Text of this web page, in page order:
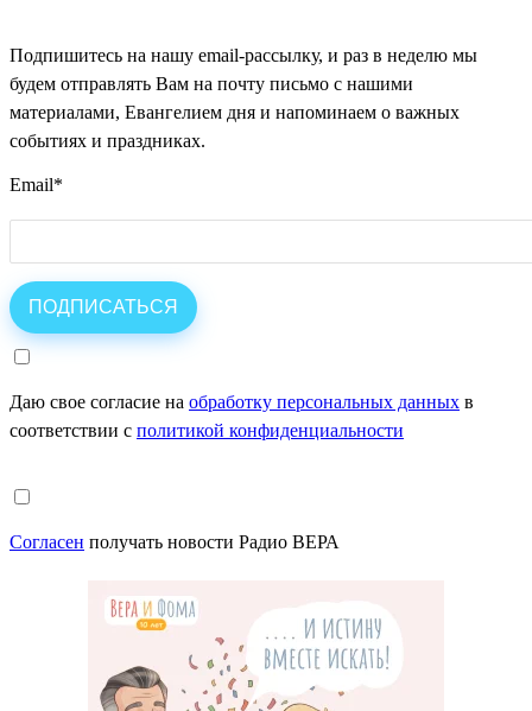
Подпишитесь на нашу email-рассылку, и раз в неделю мы
будем отправлять Вам на почту письмо с нашими
материалами, Евангелием дня и напоминаем о важных
событиях и праздниках.
Email*
Даю свое согласие на обработку персональных данных в
соответствии с политикой конфиденциальности
Согласен получать новости Радио ВЕРА